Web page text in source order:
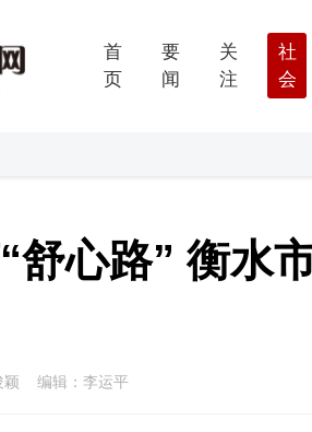
首
页
要
闻
关
注
社
会
舒心路” 衡水
颖 编辑：李运平